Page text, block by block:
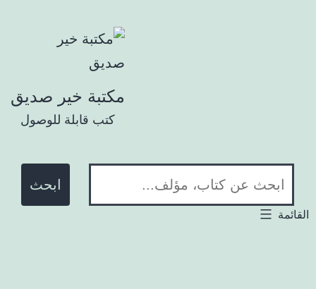
مكتبة خير صديق
كتب قابلة للوصول
ابحث في المكتبة: